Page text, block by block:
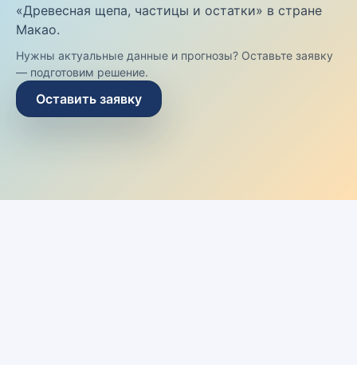
«Древесная щепа, частицы и остатки» в стране
Макао.
Нужны актуальные данные и прогнозы? Оставьте заявку
— подготовим решение.
Оставить заявку